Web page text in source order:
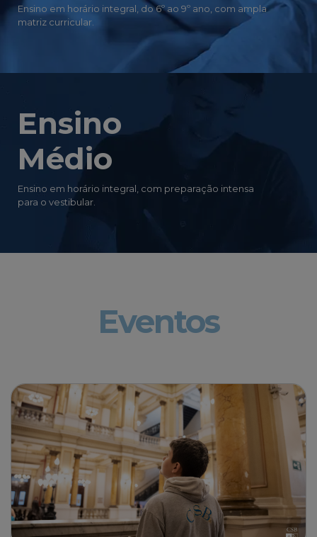
Ensino em horário integral, do 6º ao 9º ano, com ampla
matriz curricular.
Ensino
Médio
Ensino em horário integral, com preparação intensa
para o vestibular.
Eventos